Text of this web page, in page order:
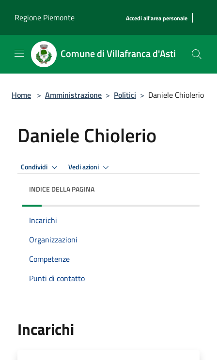
Regione Piemonte
Accedi all'area personale |
Comune di Villafranca d'Asti
Home > Amministrazione > Politici > Daniele Chiolerio
Daniele Chiolerio
Condividi Vedi azioni
INDICE DELLA PAGINA
Incarichi
Organizzazioni
Competenze
Punti di contatto
Incarichi